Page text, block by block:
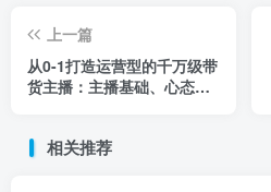
上一篇
从0-1打造运营型的千万级带
货主播：主播基础、心态塑
相关推荐